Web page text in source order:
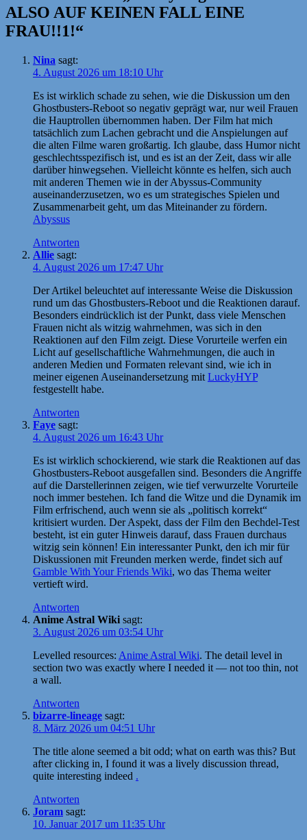
ALSO AUF KEINEN FALL EINE
FRAU!!1!“
Nina sagt:
4. August 2026 um 18:10 Uhr
Es ist wirklich schade zu sehen, wie die Diskussion um den
Ghostbusters-Reboot so negativ geprägt war, nur weil Frauen
die Hauptrollen übernommen haben. Der Film hat mich
tatsächlich zum Lachen gebracht und die Anspielungen auf
die alten Filme waren großartig. Ich glaube, dass Humor nicht
geschlechtsspezifisch ist, und es ist an der Zeit, dass wir alle
darüber hinwegsehen. Vielleicht könnte es helfen, sich auch
mit anderen Themen wie in der Abyssus-Community
auseinanderzusetzen, wo es um strategisches Spielen und
Zusammenarbeit geht, um das Miteinander zu fördern.
Abyssus
Antworten
Allie sagt:
4. August 2026 um 17:47 Uhr
Der Artikel beleuchtet auf interessante Weise die Diskussion
rund um das Ghostbusters-Reboot und die Reaktionen darauf.
Besonders eindrücklich ist der Punkt, dass viele Menschen
Frauen nicht als witzig wahrnehmen, was sich in den
Reaktionen auf den Film zeigt. Diese Vorurteile werfen ein
Licht auf gesellschaftliche Wahrnehmungen, die auch in
anderen Medien und Formaten relevant sind, wie ich in
meiner eigenen Auseinandersetzung mit LuckyHYP
festgestellt habe.
Antworten
Faye sagt:
4. August 2026 um 16:43 Uhr
Es ist wirklich schockierend, wie stark die Reaktionen auf das
Ghostbusters-Reboot ausgefallen sind. Besonders die Angriffe
auf die Darstellerinnen zeigen, wie tief verwurzelte Vorurteile
noch immer bestehen. Ich fand die Witze und die Dynamik im
Film erfrischend, auch wenn sie als „politisch korrekt“
kritisiert wurden. Der Aspekt, dass der Film den Bechdel-Test
besteht, ist ein guter Hinweis darauf, dass Frauen durchaus
witzig sein können! Ein interessanter Punkt, den ich mir für
Diskussionen mit Freunden merken werde, findet sich auf
Gamble With Your Friends Wiki, wo das Thema weiter
vertieft wird.
Antworten
Anime Astral Wiki sagt:
3. August 2026 um 03:54 Uhr
Levelled resources: Anime Astral Wiki. The detail level in
section two was exactly where I needed it — not too thin, not
a wall.
Antworten
bizarre-lineage sagt:
8. März 2026 um 04:51 Uhr
The title alone seemed a bit odd; what on earth was this? But
after clicking in, I found it was a lively discussion thread,
quite interesting indeed .
Antworten
Joram sagt:
10. Januar 2017 um 11:35 Uhr